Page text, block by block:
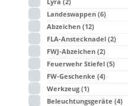
Landeswappen (6)
Abzeichen (12)
FLA-Anstecknadel (2)
FWJ-Abzeichen (2)
Feuerwehr Stiefel (5)
FW-Geschenke (4)
Werkzeug (1)
Beleuchtungsgeräte (4)